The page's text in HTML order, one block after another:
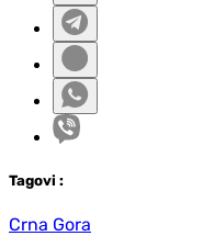
Tagovi :
Crna Gora